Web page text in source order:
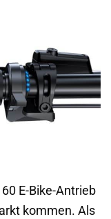
E-Bike-Antrieb
kommen. Als